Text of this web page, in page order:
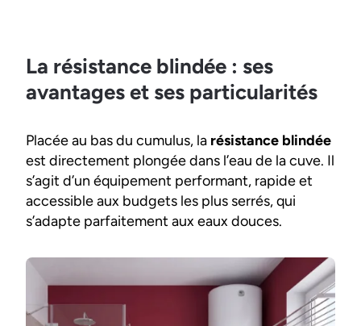
La résistance blindée : ses
avantages et ses particularités
Placée au bas du cumulus, la résistance blindée
est directement plongée dans l’eau de la cuve. Il
s’agit d’un équipement performant, rapide et
accessible aux budgets les plus serrés, qui
s’adapte parfaitement aux eaux douces.